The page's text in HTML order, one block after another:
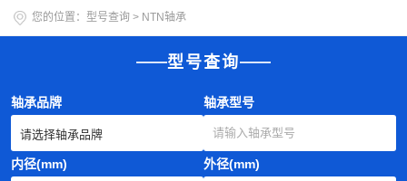
您的位置： 型号查询 > NTN轴承
型号查询
轴承品牌 轴承型号
内径(mm) 外径(mm)